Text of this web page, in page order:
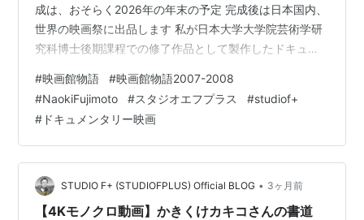
成は、おそらく2026年の年末の予定 完成後は日本国内、
世界の映画祭に出品します 私が日本大学大学院芸術学研
究科博士後期課程での修了作品として製作したドキュメ
した上映当時のチラシ（表）がこちら 映画館物語2007-
2008の映画チラシ表 製作は2007年から始まり映画監
督、映画館関係者など多くの人のインタビューを撮影し
完成したのが2008年11月末だったと記憶しています 日芸
学内での上映が2008年12月8日でした…
#映画館物語 #映画館物語2007-2008
#NaokiFujimoto #スタジオエフプラス #studiof+
# ドキュメンタリー映画
STUDIO F+ (STUDIOFPLUS) Official BLOG • 3ヶ月前
【4Kモノクロ動画】かきくけカキコさんの書道